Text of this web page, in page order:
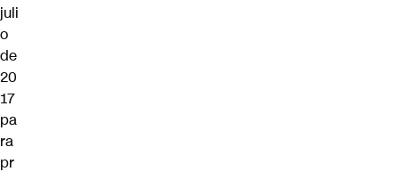
juli
o
de
20
17
pa
ra
pr